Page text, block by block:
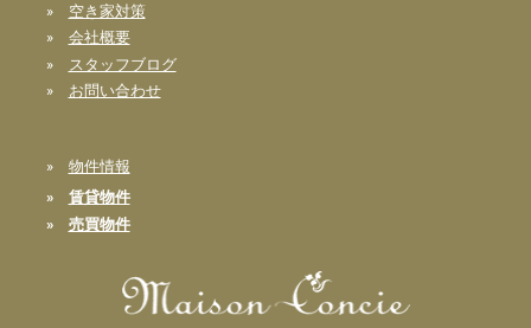
» 空き家対策
» 会社概要
»
スタッフブログ
» お問い合わせ
» 物件情報
» 賃貸物件
» 売買物件